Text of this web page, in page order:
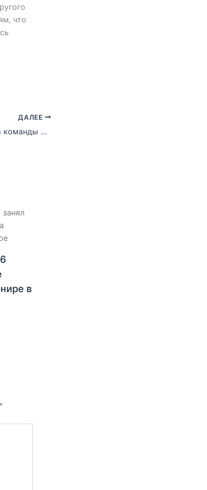
что
ДАЛЕЕ
Игрок матча против команды из России Хакимов Азиз: сегодня мы получили большой международный опыт
в
*